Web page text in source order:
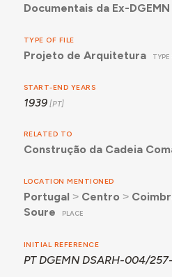
Documentais da Ex-DGEMN
TYPE OF FILE
Projeto de Arquitetura TYPE
START-END YEARS
1939
RELATED TO
Construção da Cadeia
LOCATION MENTIONED
Portugal ˃ Centro ˃
Soure
PLACE
INITIAL REFERENCE
PT DGEMN DSARH-004/